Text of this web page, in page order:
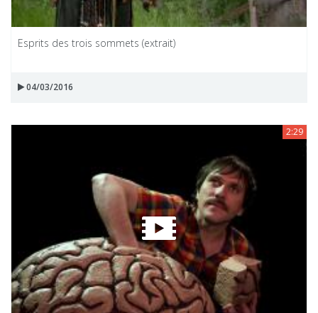
Esprits des trois sommets (extrait)
04/03/2016
2:29